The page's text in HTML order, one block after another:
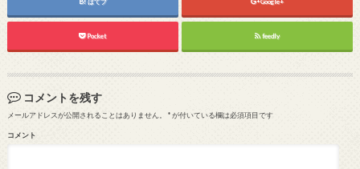
Pocket feedly
コメントを残す
メールアドレスが公開されることはありません。 *が付いている欄は必須項目です
コメント